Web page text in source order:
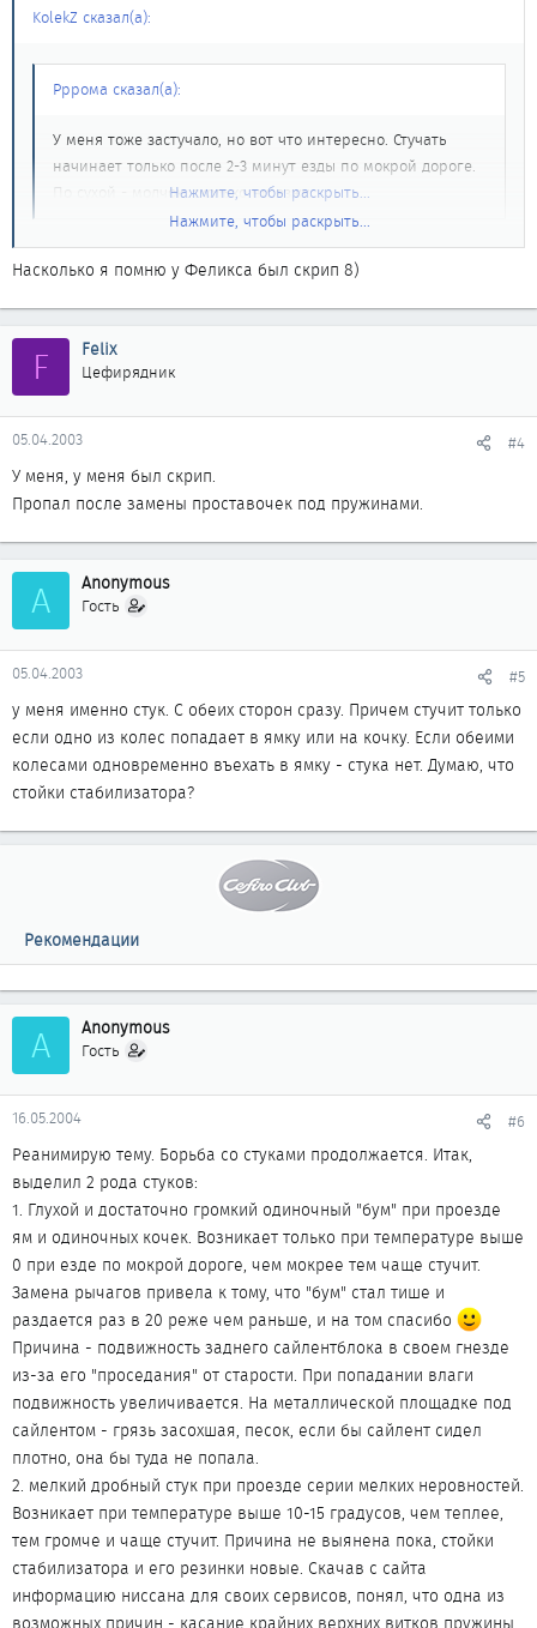
KolekZ сказал(а):
Рррома сказал(а):
У меня тоже застучало, но вот что интересно. Стучать
начинает только после 2-3 минут езды по мокрой дороге.
По сухой - молчок, сколько ни езжу.
Нажмите, чтобы раскрыть...
него порвалась пласт-я чашка под пружиной---поищи поиском
Нажмите, чтобы раскрыть...
Насколько я помню у Феликса был скрип 8)
F Felix
Цефирядник
05.04.2003 #4
У меня, у меня был скрип.
Пропал после замены проставочек под пружинами.
A Anonymous
Гость
05.04.2003 #5
у меня именно стук. С обеих сторон сразу. Причем стучит только
если одно из колес попадает в ямку или на кочку. Если обеими
колесами одновременно въехать в ямку - стука нет. Думаю, что
стойки стабилизатора?
Рекомендации
A Anonymous
Гость
16.05.2004 #6
Реанимирую тему. Борьба со стуками продолжается. Итак,
выделил 2 рода стуков:
1. Глухой и достаточно громкий одиночный "бум" при проезде
ям и одиночных кочек. Возникает только при температуре выше
0 при езде по мокрой дороге, чем мокрее тем чаще стучит.
Замена рычагов привела к тому, что "бум" стал тише и
раздается раз в 20 реже чем раньше, и на том спасибо
Причина - подвижность заднего сайлентблока в своем гнезде
из-за его "проседания" от старости. При попадании влаги
подвижность увеличивается. На металлической площадке под
сайлентом - грязь засохшая, песок, если бы сайлент сидел
плотно, она бы туда не попала.
2. мелкий дробный стук при проезде серии мелких неровностей.
Возникает при температуре выше 10-15 градусов, чем теплее,
тем громче и чаще стучит. Причина не выянена пока, стойки
стабилизатора и его резинки новые. Скачав с сайта
информацию ниссана для своих сервисов, понял, что одна из
возможных причин - касание крайних верхних витков пружины,